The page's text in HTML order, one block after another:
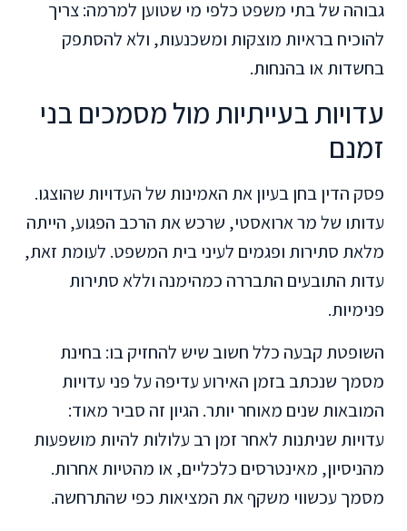
גבוהה של בתי משפט כלפי מי שטוען למרמה: צריך
להוכיח בראיות מוצקות ומשכנעות, ולא להסתפק
בחשדות או בהנחות.
עדויות בעייתיות מול מסמכים בני
זמנם
פסק הדין בחן בעיון את האמינות של העדויות שהוצגו.
עדותו של מר ארואסטי, שרכש את הרכב הפגוע, הייתה
מלאת סתירות ופגמים לעיני בית המשפט. לעומת זאת,
עדות התובעים התבררה כמהימנה וללא סתירות
פנימיות.
השופטת קבעה כלל חשוב שיש להחזיק בו: בחינת
מסמך שנכתב בזמן האירוע עדיפה על פני עדויות
המובאות שנים מאוחר יותר. הגיון זה סביר מאוד:
עדויות שניתנות לאחר זמן רב עלולות להיות מושפעות
מהניסיון, מאינטרסים כלכליים, או מהטיות אחרות.
מסמך עכשווי משקף את המציאות כפי שהתרחשה.